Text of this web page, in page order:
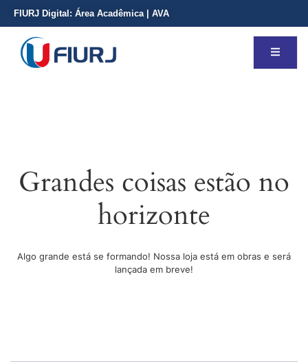
FIURJ Digital: Área Acadêmica AVA
Grandes coisas estão no
horizonte
Algo grande está se formando! Nossa loja está em obras e será
lançada em breve!